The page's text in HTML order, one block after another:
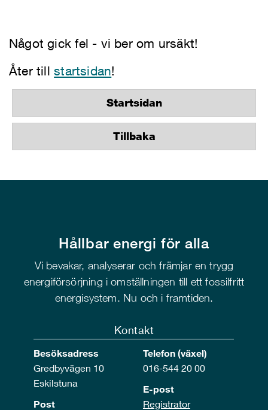
Något gick fel - vi ber om ursäkt!
Åter tillstartsidan!
Startsidan
Tillbaka
Hållbar energi för alla
Vi bevakar, analyserar och främjar en trygg
energiförsörjning i omställningen till ett fossilfritt
energisystem. Nu och i framtiden.
Kontakt
Besöksadress
Gredbyvägen 10
Eskilstuna
Post
Telefon (växel)
016-544 20 00
E-post
Registrator